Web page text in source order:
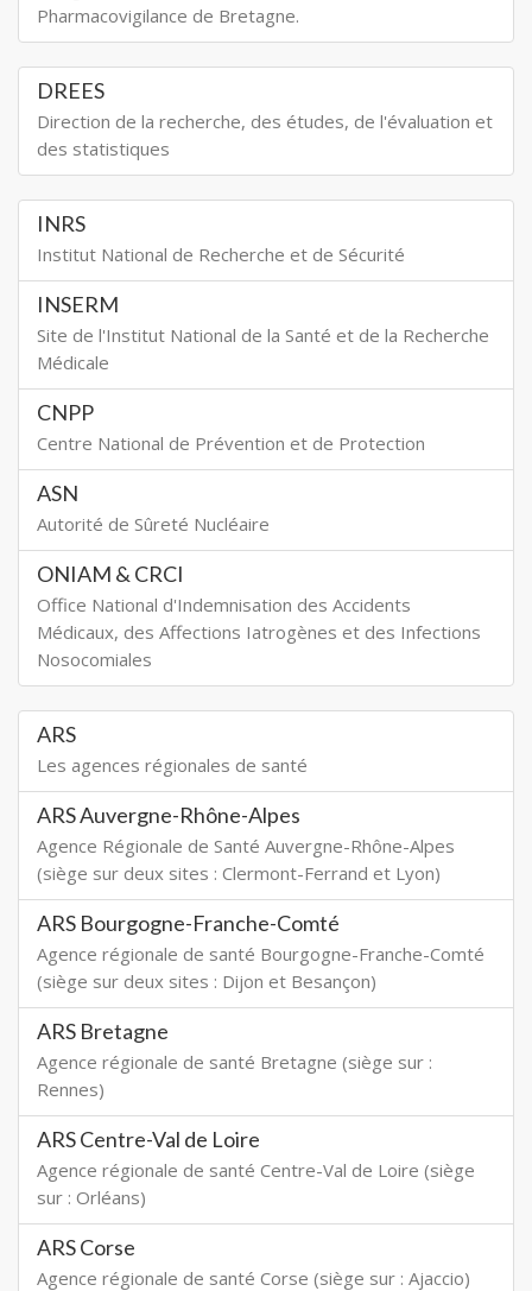
Pharmacovigilance de Bretagne.
DREES
Direction de la recherche, des études, de l'évaluation et
des statistiques
INRS
Institut National de Recherche et de Sécurité
INSERM
Site de l'Institut National de la Santé et de la Recherche
Médicale
CNPP
Centre National de Prévention et de Protection
ASN
Autorité de Sûreté Nucléaire
ONIAM & CRCI
Office National d'Indemnisation des Accidents
Médicaux, des Affections Iatrogènes et des Infections
Nosocomiales
ARS
Les agences régionales de santé
ARS Auvergne-Rhône-Alpes
Agence Régionale de Santé Auvergne-Rhône-Alpes
(siège sur deux sites : Clermont-Ferrand et Lyon)
ARS Bourgogne-Franche-Comté
Agence régionale de santé Bourgogne-Franche-Comté
(siège sur deux sites : Dijon et Besançon)
ARS Bretagne
Agence régionale de santé Bretagne (siège sur :
Rennes)
ARS Centre-Val de Loire
Agence régionale de santé Centre-Val de Loire (siège
sur : Orléans)
ARS Corse
Agence régionale de santé Corse (siège sur : Ajaccio)